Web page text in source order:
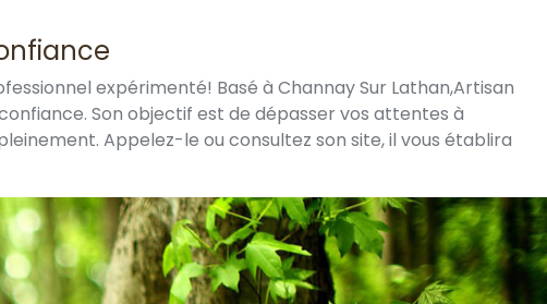
expérimenté! Basé à Channay Sur Lathan,Artisan
Son objectif est de dépasser vos attentes à
Appelez-le ou consultez son site, il vous établira